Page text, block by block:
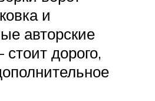
и
авторские
дорого,